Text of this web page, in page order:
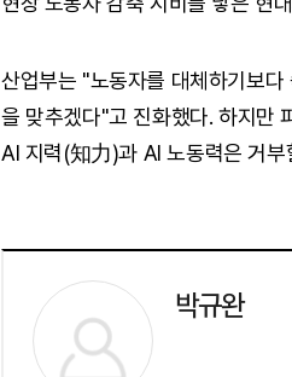
산업부는 "노동자를 대체하기보
을 맞추겠다"고 진화했다. 하지만
AI 지력(知力)과 AI 노동력은 거부
박규완